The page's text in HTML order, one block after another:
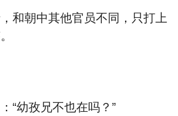
和朝中其他官员不同，只打上
“幼孜兄不也在吗？”